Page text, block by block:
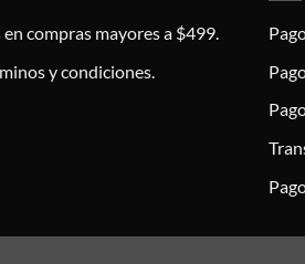
compras mayores a $499.
y condiciones.